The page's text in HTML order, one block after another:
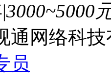
|3000~5000
通网络科
员